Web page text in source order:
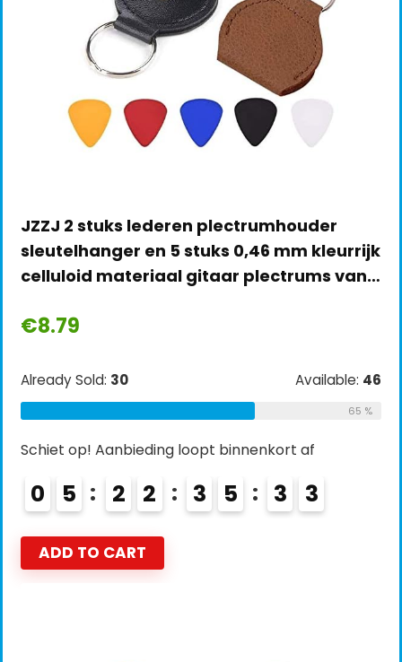
JZZJ 2 stuks lederen plectrumhouder
sleutelhanger en 5 stuks 0,46 mm kleurrijk
celluloid materiaal gitaar plectrums van…
€8.79
Already Sold: 30 Available: 46
65 %
Schiet op! Aanbieding loopt binnenkort af
0 5 2 2 3 5 3 2
ADD TO CART